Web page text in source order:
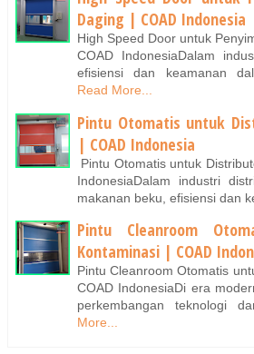
Daging | COAD Indonesia
High Speed Door untuk
COAD IndonesiaDalam
efisiensi dan keamanan
Read More...
Pintu Otomatis untuk
| COAD Indonesia
Pintu Otomatis untuk
IndonesiaDalam industri
makanan beku, efisiensi dan
Pintu Cleanroom
Kontaminasi | COAD
Pintu Cleanroom Otomatis
COAD IndonesiaDi era
perkembangan teknologi
More...